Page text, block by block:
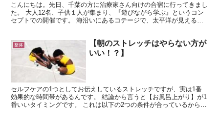
こんにちは。先日、千葉の方に治療家さん向けの合宿に行ってきまし
た。 大人12名、子供１人が集まり、『遊びながら学ぶ』というコン
セプトでの開催です。 海沿いにあるコテージで、太平洋が見えるロ
整体
【朝のストレッチはやらない方が
いい！？】
セルフケアの1つとしてお伝えしているストレッチですが、実は1番
効果的な時間帯があるんです。 結論から言うと【お風呂上がり】が1
番いいタイミングです。 これは以下の2つの条件が合っているからな